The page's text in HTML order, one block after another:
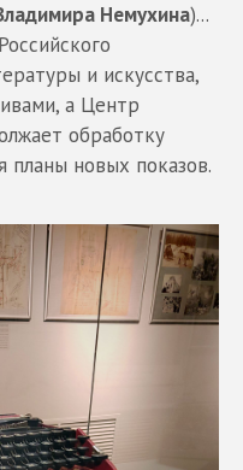
Немухина)...
и искусства,
а Центр
обработку
планы новых показов.